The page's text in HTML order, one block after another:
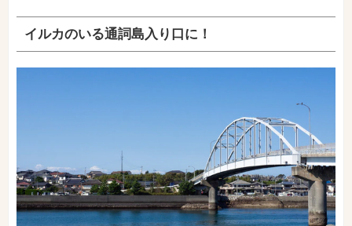
イルカのいる通詞島入り口に！